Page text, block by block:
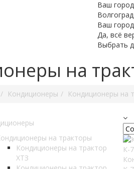
Ваш город
Волгоград
Ваш
Да, всё
Выбрать
на
Кондиционеры Кондиционеры на
на тракторы
Кондиционеры на трактор
ХТЗ